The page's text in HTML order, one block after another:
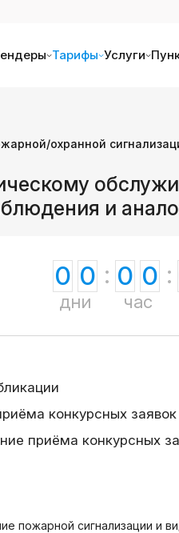
Тарифы Услуги
охранной
и
0 0
дни
0 0
час
конкурсных заявок
приёма конкурсных
пожарной сигнализации и